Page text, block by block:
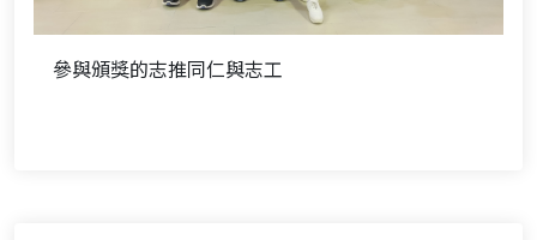
參與頒獎的志推同仁與志工